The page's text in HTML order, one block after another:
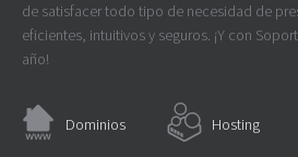
de satisfacer todo tipo de necesidad de
eficientes, intuitivos y seguros. ¡Y con
año!
Dominios Hosting